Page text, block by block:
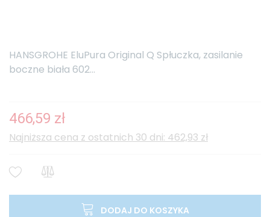
HANSGROHE EluPura Original Q Spłuczka, zasilanie
boczne biała 602...
466,59 zł
Najniższa cena z ostatnich 30 dni: 462,93 zł
DODAJ DO KOSZYKA